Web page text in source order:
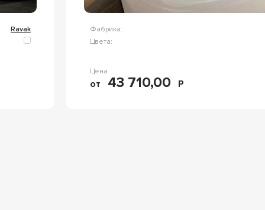
Ravak
Фабрика:
Цвета:
Цена
от 43 710,00 Р